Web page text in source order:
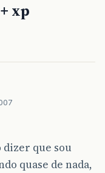
xp
dizer que sou
quase de nada,